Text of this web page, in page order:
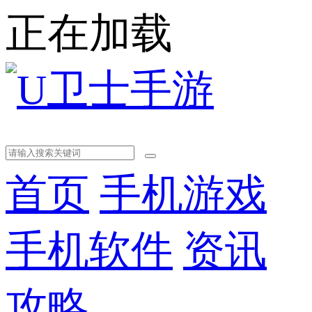
正在加载
首页 手机游戏
手机软件 资讯